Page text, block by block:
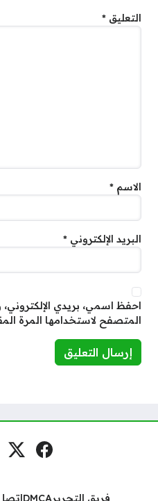
التعليق *
الاسم *
البريد الإلكتروني *
احفظ اسمي، بريدي الإلكتروني،
المتصفح لاستخدامها المرة
فيسبوك
فريق التحريرDMCA